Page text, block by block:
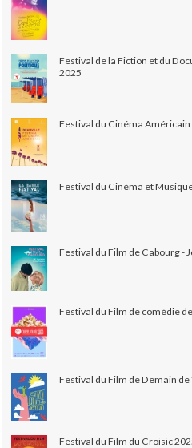
Festival de la Fiction et du
2025
Festival du Cinéma
Festival du Cinéma et
Festival du Film de Cabourg -
Festival du Film de comédie
Festival du Film de Demain
Festival du Film du Croisic